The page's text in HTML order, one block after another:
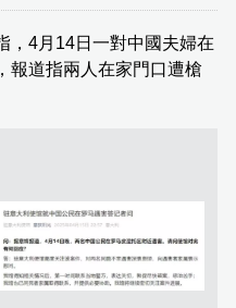
，4月14日一對中國夫婦在
報道指兩人在家門口遭槍